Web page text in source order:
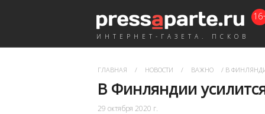
ИНТЕРНЕТ-ГАЗЕТА. ПСКОВ
ГЛАВНАЯ / НОВОСТИ / ВАЖНО / В
В Финляндии
29 октября 2020 г.